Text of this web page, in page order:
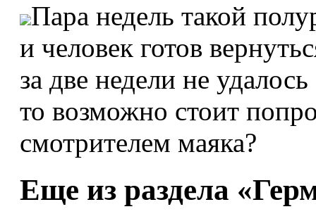
Пара недель такой
и человек готов
за две недели не
то возможно стоит
смотрителем маяка?
Еще из раздела